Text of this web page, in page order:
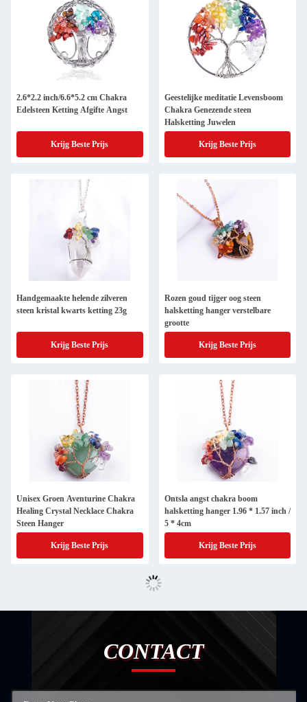
2.6*2.2 inch/6.6*5.2 cm Chakra
Edelsteen Ketting Afgifte Angst
Krijg Beste Prijs
Geestelijke meditatie Levensboom
Chakra Genezende steen
Halsketting Juwelen
Krijg Beste Prijs
Handgemaakte helende zilveren
steen kristal kwarts ketting 23g
Krijg Beste Prijs
Rozen goud tijger oog steen
halsketting hanger verstelbare
grootte
Krijg Beste Prijs
Unisex Groen Aventurine Chakra
Healing Crystal Necklace Chakra
Steen Hanger
Krijg Beste Prijs
Ontsla angst chakra boom
halsketting hanger 1.96 * 1.57 inch /
5 * 4cm
Krijg Beste Prijs
CONTACT